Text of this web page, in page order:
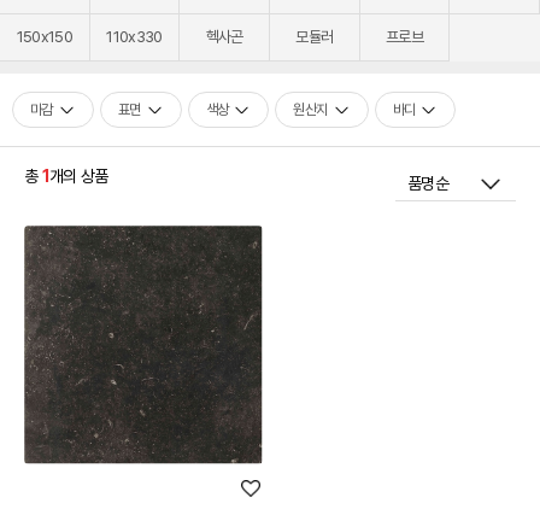
[뉴코인청소건] 허리 굽히지 마세요! 변기 뒤로 숨기지도 마세요!
[뉴코인슬라이드바] 존재감을 확! 숨기는 350mm의 미니멀리즘
[모노플러스] 시공후에 알게되는 만족감! 프레임리스 휴지걸이
[신상품] 300mm 미니멀 스퀘어 '피아또 슬라이드바'
[뉴피오] '튀지 않고' 투명한 크리스탈 직수
[뉴피오] '아래로' 향하는 넓은 폭포수
[신상품] 더욱 완벽해진 '뉴피오'
[뉴코인] 라운드(●) 수전핸들을 편하게 컨트롤할 수 있다고??
[뉴코인청소건] 허리 굽히지 마세요! 변기 뒤로 숨기지도 마세요!
[뉴코인슬라이드바] 존재감을 확! 숨기는 350mm의 미니멀리즘
[모노플러스] 시공후에 알게되는 만족감! 프레임리스 휴지걸이
[신상품] 숨겨진 접합선 (Seamless) '피아또 수건걸이'
150x150 110x330 헥사곤 모듈러 프로브
마감 표면 색상 원산지 바디
총1 개의 상품